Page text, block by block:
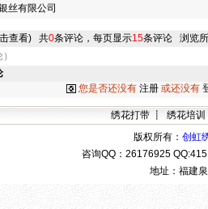
丝有限公司
查看) 共0条评论，每页显示15条评论 浏览
您是否还没有 注册或还没有
绣花打带 ┋
绣花培训
版权所有： 创虹
咨询QQ： 26176925
地址：福建